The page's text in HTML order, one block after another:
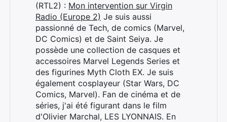
(RTL2) : Mon intervention sur Virgin
Radio (Europe 2) Je suis aussi
passionné de Tech, de comics (Marvel,
DC Comics) et de Saint Seiya. Je
possède une collection de casques et
accessoires Marvel Legends Series et
des figurines Myth Cloth EX. Je suis
également cosplayeur (Star Wars, DC
Comics, Marvel). Fan de cinéma et de
séries, j'ai été figurant dans le film
d'Olivier Marchal, LES LYONNAIS. En